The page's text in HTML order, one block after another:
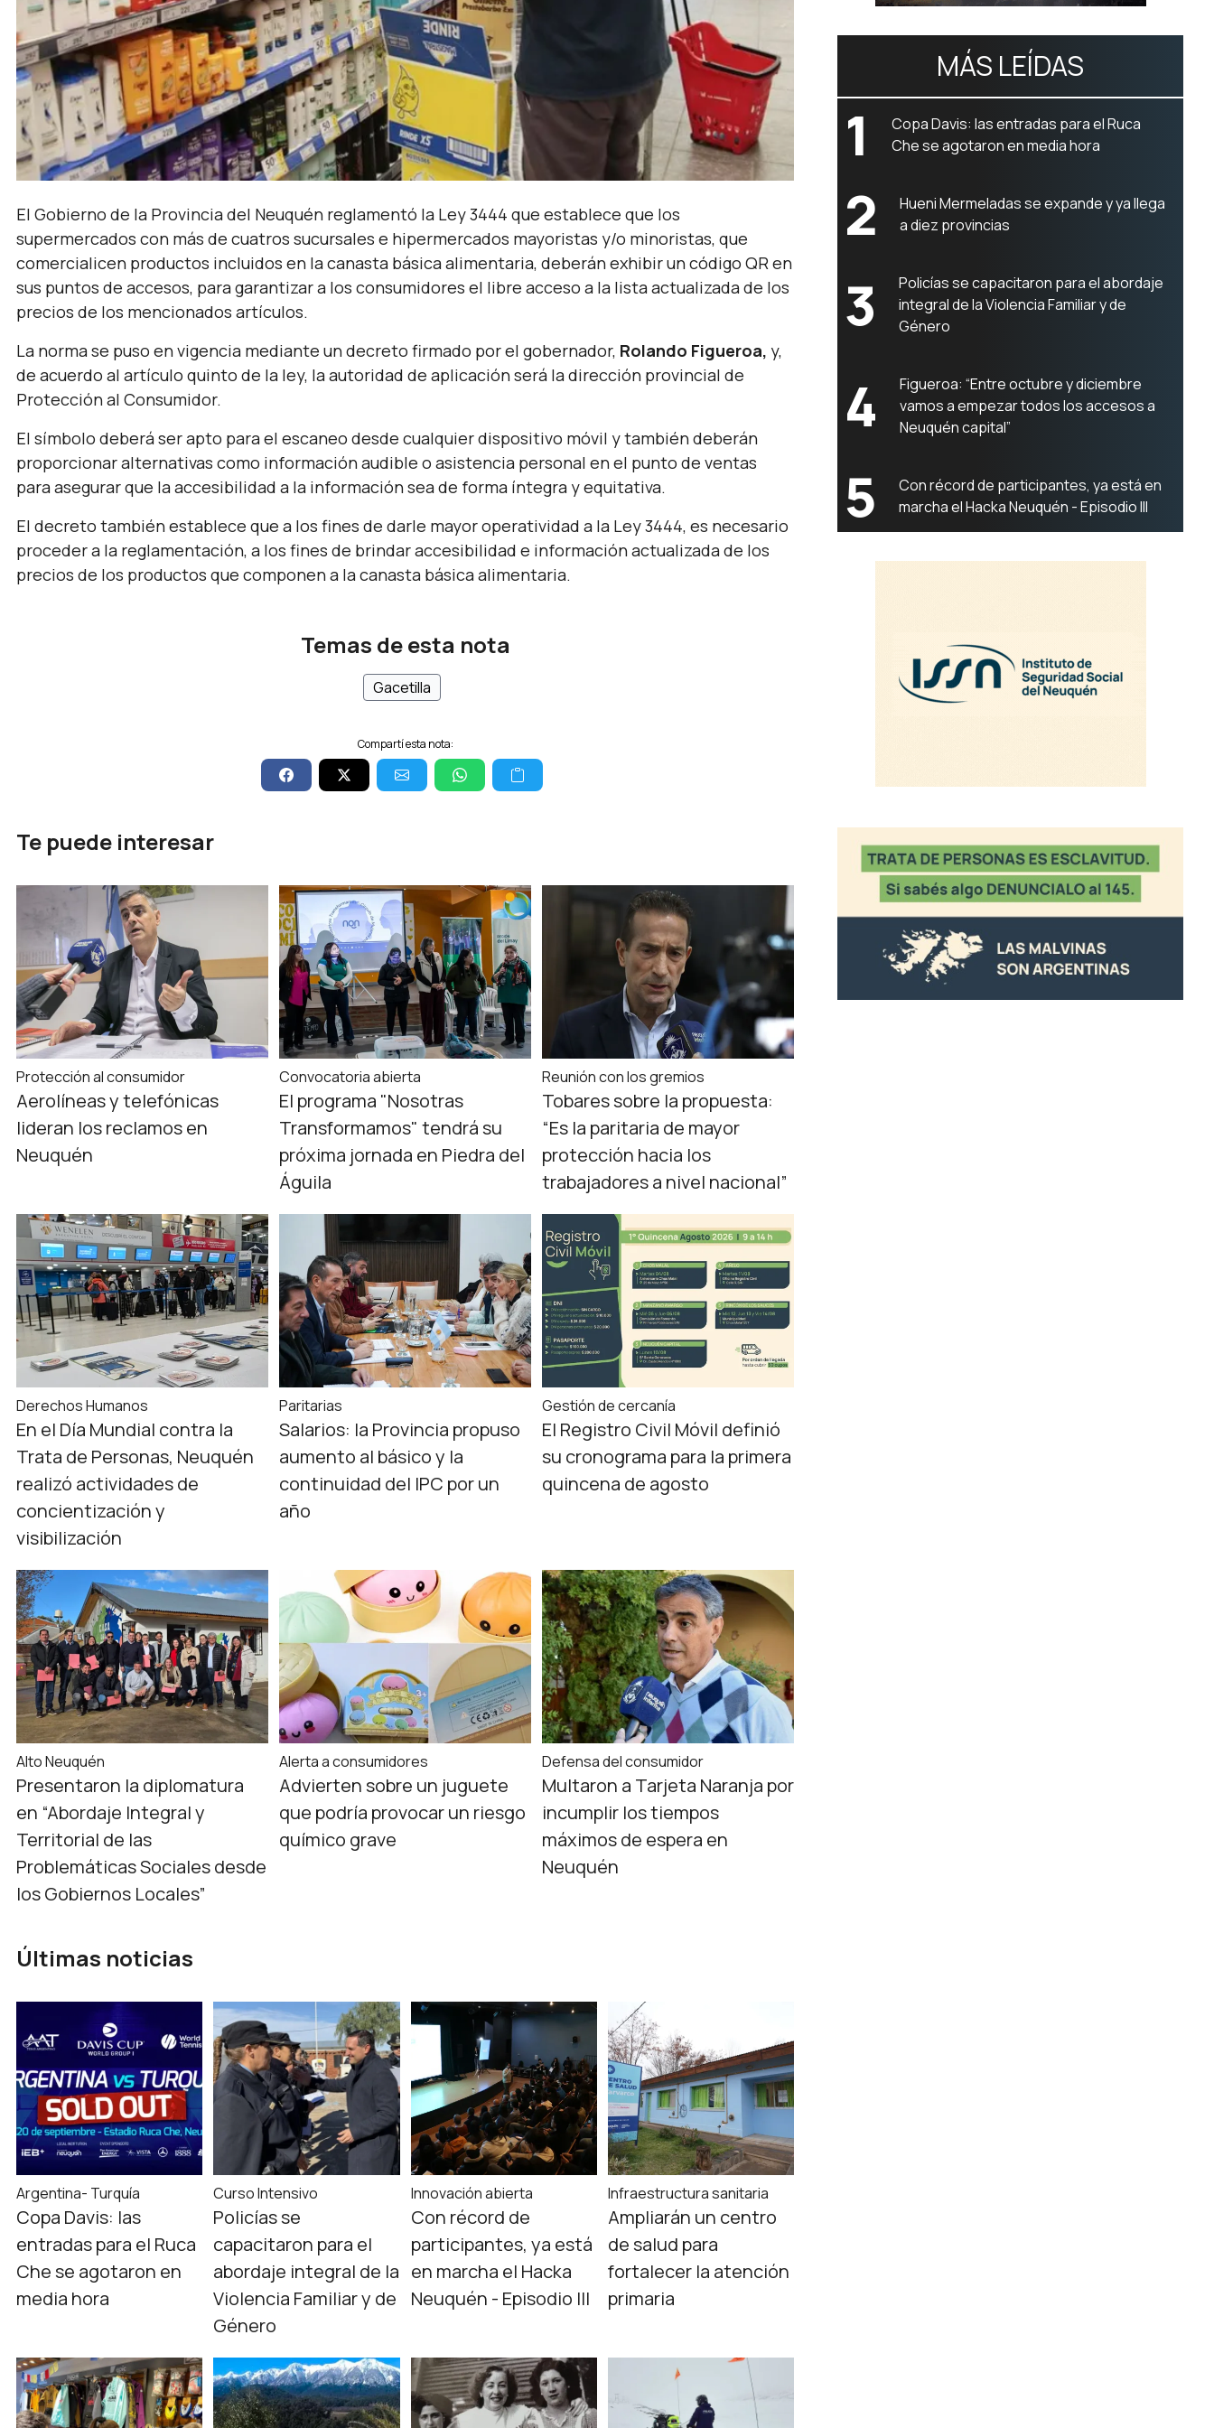
El Gobierno de la Provincia del Neuquén reglamentó la Ley 3444 que establece que los
supermercados con más de cuatros sucursales e hipermercados mayoristas y/o minoristas, que
comercialicen productos incluidos en la canasta básica alimentaria, deberán exhibir un código QR en
sus puntos de accesos, para garantizar a los consumidores el libre acceso a la lista actualizada de los
precios de los mencionados artículos.
La norma se puso en vigencia mediante un decreto firmado por el gobernador, Rolando Figueroa, y,
de acuerdo al artículo quinto de la ley, la autoridad de aplicación será la dirección provincial de
Protección al Consumidor.
El símbolo deberá ser apto para el escaneo desde cualquier dispositivo móvil y también deberán
proporcionar alternativas como información audible o asistencia personal en el punto de ventas
para asegurar que la accesibilidad a la información sea de forma íntegra y equitativa.
El decreto también establece que a los fines de darle mayor operatividad a la Ley 3444, es necesario
proceder a la reglamentación, a los fines de brindar accesibilidad e información actualizada de los
precios de los productos que componen a la canasta básica alimentaria.
Temas de esta nota
Gacetilla
Compartí esta nota:
Te puede interesar
Protección al consumidor
Aerolíneas y telefónicas
lideran los reclamos en
Neuquén
Convocatoria abierta
El programa "Nosotras
Transformamos" tendrá su
próxima jornada en Piedra del
Águila
Reunión con los gremios
Tobares sobre la propuesta:
“Es la paritaria de mayor
protección hacia los
trabajadores a nivel nacional”
Derechos Humanos
En el Día Mundial contra la
Trata de Personas, Neuquén
realizó actividades de
concientización y
visibilización
Paritarias
Salarios: la Provincia propuso
aumento al básico y la
continuidad del IPC por un
año
Gestión de cercanía
El Registro Civil Móvil definió
su cronograma para la primera
quincena de agosto
Alto Neuquén
Presentaron la diplomatura
en “Abordaje Integral y
Territorial de las
Problemáticas Sociales desde
los Gobiernos Locales”
Alerta a consumidores
Advierten sobre un juguete
que podría provocar un riesgo
químico grave
Defensa del consumidor
Multaron a Tarjeta Naranja por
incumplir los tiempos
máximos de espera en
Neuquén
Últimas noticias
Argentina- Turquía
Copa Davis: las
entradas para el Ruca
Che se agotaron en
media hora
Curso Intensivo
Policías se
capacitaron para el
abordaje integral de la
Violencia Familiar y de
Género
Innovación abierta
Con récord de
participantes, ya está
en marcha el Hacka
Neuquén - Episodio III
Infraestructura sanitaria
Ampliarán un centro
de salud para
fortalecer la atención
primaria
MÁS LEÍDAS
1
Copa Davis: las entradas para el Ruca
Che se agotaron en media hora
2
Hueni Mermeladas se expande y ya llega
a diez provincias
3
Policías se capacitaron para el abordaje
integral de la Violencia Familiar y de
Género
4
Figueroa: “Entre octubre y diciembre
vamos a empezar todos los accesos a
Neuquén capital”
5
Con récord de participantes, ya está en
marcha el Hacka Neuquén - Episodio III